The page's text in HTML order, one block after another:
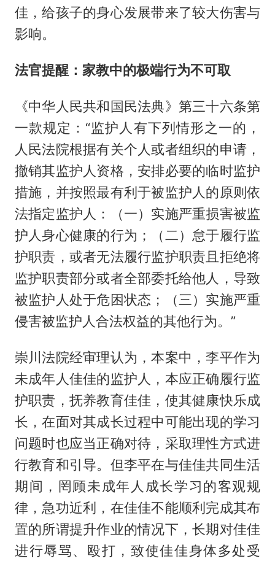
佳，给孩子的身心发展带来了较大伤害与
影响。
法官提醒：家教中的极端行为不可取
《中华人民共和国民法典》第三十六条第
一款规定：“监护人有下列情形之一的，
人民法院根据有关个人或者组织的申请，
撤销其监护人资格，安排必要的临时监护
措施，并按照最有利于被监护人的原则依
法指定监护人：（一）实施严重损害被监
护人身心健康的行为；（二）怠于履行监
护职责，或者无法履行监护职责且拒绝将
监护职责部分或者全部委托给他人，导致
被监护人处于危困状态；（三）实施严重
侵害被监护人合法权益的其他行为。”
崇川法院经审理认为，本案中，李平作为
未成年人佳佳的监护人，本应正确履行监
护职责，抚养教育佳佳，使其健康快乐成
长，在面对其成长过程中可能出现的学习
问题时也应当正确对待，采取理性方式进
行教育和引导。但李平在与佳佳共同生活
期间，罔顾未成年人成长学习的客观规
律，急功近利，在佳佳不能顺利完成其布
置的所谓提升作业的情况下，长期对佳佳
进行辱骂、殴打，致使佳佳身体多处受